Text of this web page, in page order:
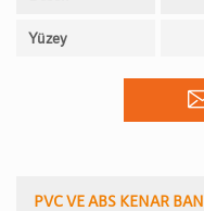
PVC VE ABS KENAR
Yüzey